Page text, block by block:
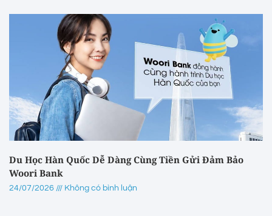
Du Học Hàn Quốc Dễ Dàng Cùng Tiền Gửi Đảm Bảo
Woori Bank
24/07/2026 Không có bình luận